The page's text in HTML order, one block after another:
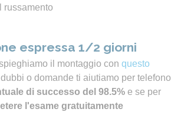
russamento
espressa 1/2 giorni
il montaggio con questo
o domande ti aiutiamo per telefono
di successo del 98.5% e se per
l'esame gratuitamente